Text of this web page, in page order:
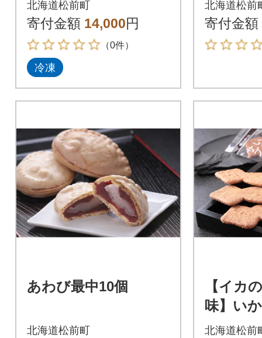
みそのセット
北海道松前町
寄付金額 14,000円
（0件）
冷凍
北海道松前
寄付金額
あわび最中10個
北海道松前町
【イカ
味】い
枚
北海道松前